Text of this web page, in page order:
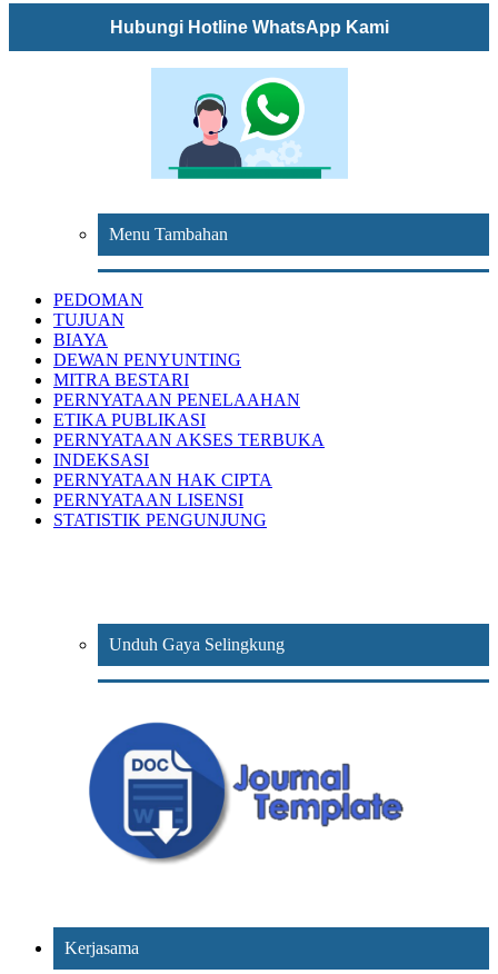
Hubungi Hotline WhatsApp Kami
Menu Tambahan
PEDOMAN
TUJUAN
BIAYA
DEWAN PENYUNTING
MITRA BESTARI
PERNYATAAN PENELAAHAN
ETIKA PUBLIKASI
PERNYATAAN AKSES TERBUKA
INDEKSASI
PERNYATAAN HAK CIPTA
PERNYATAAN LISENSI
STATISTIK PENGUNJUNG
Unduh Gaya Selingkung
Kerjasama